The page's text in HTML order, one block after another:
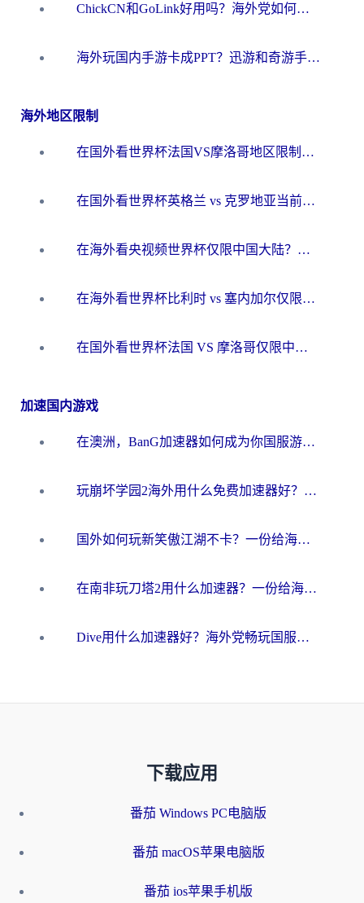
ChickCN和GoLink好用吗？海外党如何选对回国加速器
海外玩国内手游卡成PPT？迅游和奇游手游哪个好？一篇讲透回国加速器怎么选
海外地区限制
在国外看世界杯法国VS摩洛哥地区限制？这篇指南让你流畅看中文解说无压力
在国外看世界杯英格兰 vs 克罗地亚当前地区不可播放？这篇指南帮你搞定所有海外观赛难题
在海外看央视频世界杯仅限中国大陆？这篇指南帮你解锁中文解说+无卡顿直播
在海外看世界杯比利时 vs 塞内加尔仅限中国大陆？我找到了最流畅的中文解说之路
在国外看世界杯法国 VS 摩洛哥仅限中国大陆？海外党这样看中文解说赛事不卡顿
加速国内游戏
在澳洲，BanG加速器如何成为你国服游戏的“时光机”？
玩崩坏学园2海外用什么免费加速器好？2026海外党亲测国服游戏加速指南
国外如何玩新笑傲江湖不卡？一份给海外游子的终极网络指南
在南非玩刀塔2用什么加速器？一份给海外游子的终极生存指南
Dive用什么加速器好？海外党畅玩国服游戏的终极避坑指南
下载应用
番茄 Windows PC电脑版
番茄 macOS苹果电脑版
番茄 ios苹果手机版